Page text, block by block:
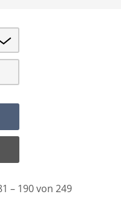
– 190 von 249